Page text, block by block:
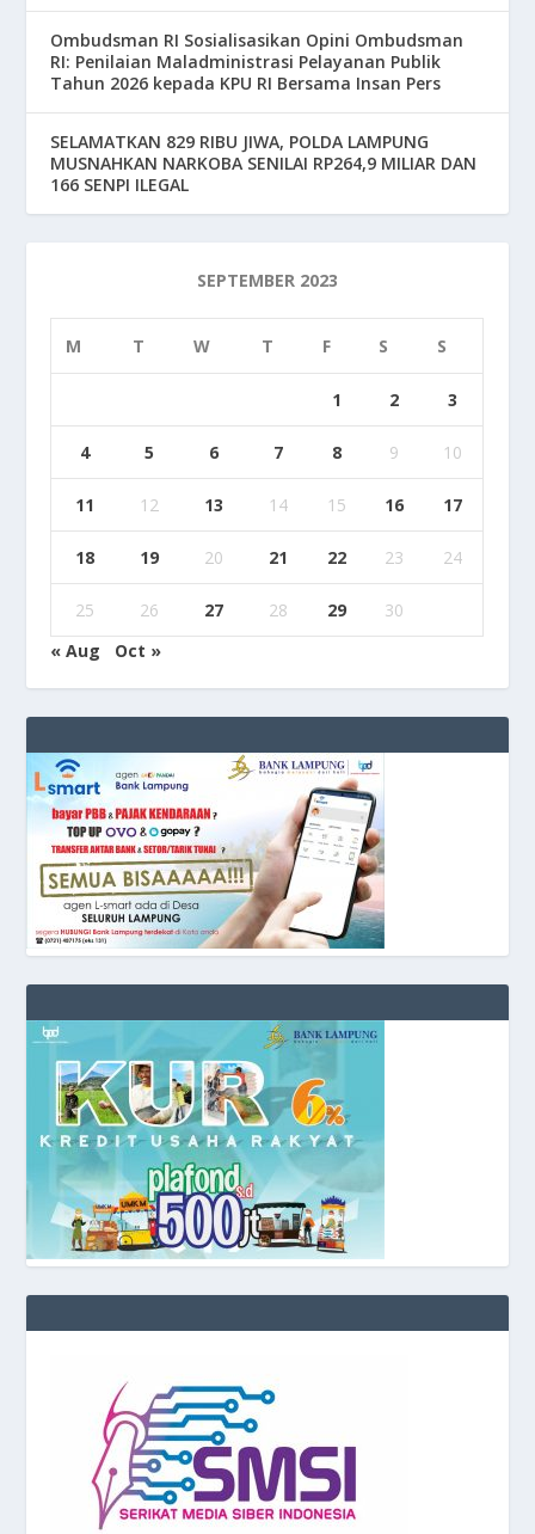
Ombudsman RI Sosialisasikan Opini Ombudsman
RI: Penilaian Maladministrasi Pelayanan Publik
Tahun 2026 kepada KPU RI Bersama Insan Pers
SELAMATKAN 829 RIBU JIWA, POLDA LAMPUNG
MUSNAHKAN NARKOBA SENILAI RP264,9 MILIAR DAN
166 SENPI ILEGAL
SEPTEMBER 2023
M T W T F S S
1 2 3
4 5 6 7 8 9 10
11 12 13 14 15 16 17
18 19 20 21 22 23 24
25 26 27 28 29
30
« Aug
Oct »